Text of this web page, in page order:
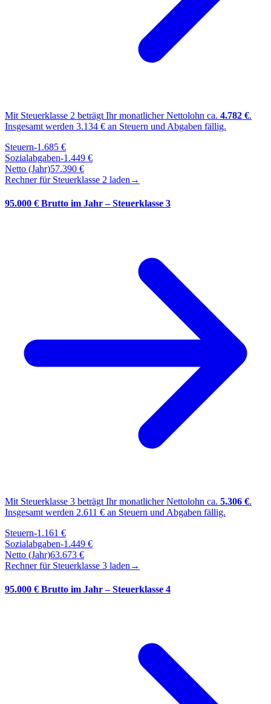
Mit Steuerklasse 2 beträgt Ihr monatlicher Nettolohn ca. 4.782 €.
Insgesamt werden 3.134 € an Steuern und Abgaben fällig.
Steuern-1.685 €
Sozialabgaben-1.449 €
Netto (Jahr)57.390 €
Rechner für Steuerklasse 2 laden →
95.000 € Brutto im Jahr – Steuerklasse 3
Mit Steuerklasse 3 beträgt Ihr monatlicher Nettolohn ca. 5.306 €.
Insgesamt werden 2.611 € an Steuern und Abgaben fällig.
Steuern-1.161 €
Sozialabgaben-1.449 €
Netto (Jahr)63.673 €
Rechner für Steuerklasse 3 laden →
95.000 € Brutto im Jahr – Steuerklasse 4